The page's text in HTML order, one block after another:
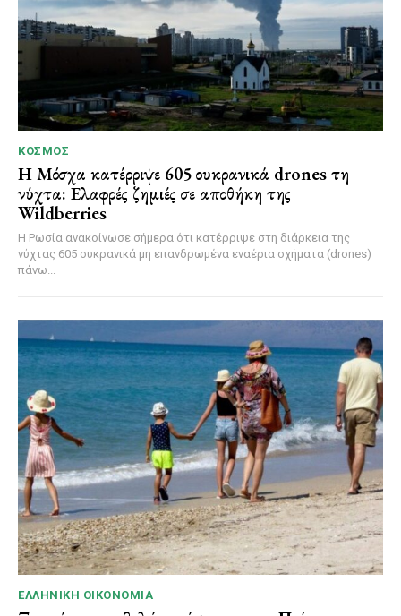
ΚΌΣΜΟΣ
Η Μόσχα κατέρριψε 605 ουκρανικά drones τη
νύχτα: Ελαφρές ζημιές σε αποθήκη της
Wildberries
Η Ρωσία ανακοίνωσε σήμερα ότι κατέρριψε στη διάρκεια της
νύχτας 605 ουκρανικά μη επανδρωμένα εναέρια οχήματα (drones)
πάνω...
ΕΛΛΗΝΙΚΉ ΟΙΚΟΝΟΜΊΑ